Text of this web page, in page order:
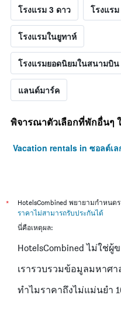
โรงแรม 3 ดาว โรงแร
โรงแรมในยูทาห์
โรงแรมยอดนิยมในสนามบิ
แลนด์มาร์ค
พิจารณาตัวเลือกที่พักอื่นๆ
Vacation rentals in ซอลต์เ
*
HotelsCombined พยายามกำหนด
ราคาไม่สามารถรับประกันได้
นี่คือเหตุผล:
HotelsCombined ไม่ใช่ผู้
เรารวบรวมข้อมูลมหาศ
ทำไมราคาถึงไม่แม่นยำ